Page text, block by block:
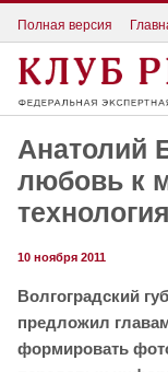
Полная версия
Анатолий
любовь к
10 ноября 2011
Волгоградский
предложил
формировать